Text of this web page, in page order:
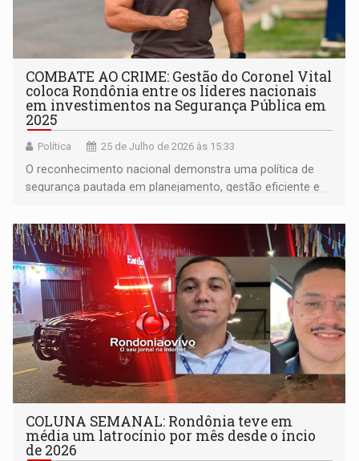
COMBATE AO CRIME: Gestão do Coronel Vital
coloca Rondônia entre os líderes nacionais
em investimentos na Segurança Pública em
2025
Política 25 de Julho de 2026 às 15:33
O reconhecimento nacional demonstra uma política de
segurança pautada em planejamento, gestão eficiente e
COLUNA SEMANAL: Rondônia teve em
média um latrocínio por mês desde o íncio
de 2026